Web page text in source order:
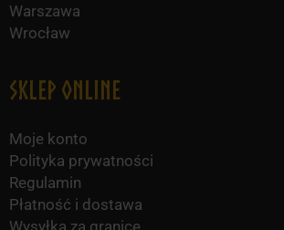
Warszawa
Wrocław
Sklep online
Moje konto
Polityka prywatności
Regulamin
Płatność i dostawa